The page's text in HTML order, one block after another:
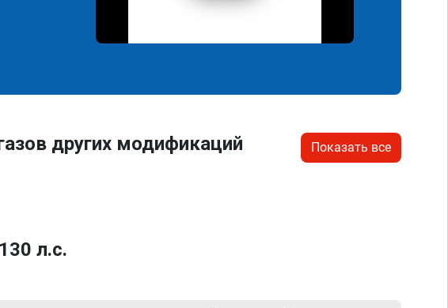
других модификаций
Показать все
л.с.